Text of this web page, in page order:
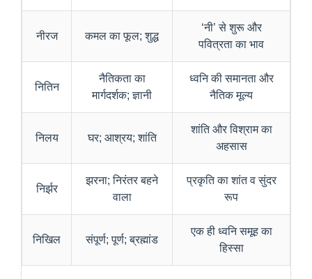
नीरज कमल का फूल; शुद्ध
‘नी’ से शुरू और
पवित्रता का भाव
नितिन
नैतिकता का
मार्गदर्शक; ज्ञानी
ध्वनि की समानता और
नैतिक मूल्य
निलय घर; आश्रय; शांति
शांति और विश्राम का
अहसास
निर्झर
झरना; निरंतर बहने
वाला
प्रकृति का शांत व सुंदर
रूप
निखिल संपूर्ण; पूर्ण; ब्रह्मांड
एक ही ध्वनि समूह का
हिस्सा